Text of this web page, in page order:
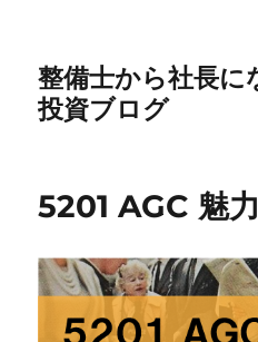
整備士から社長
投資ブログ
5201 AGC 魅